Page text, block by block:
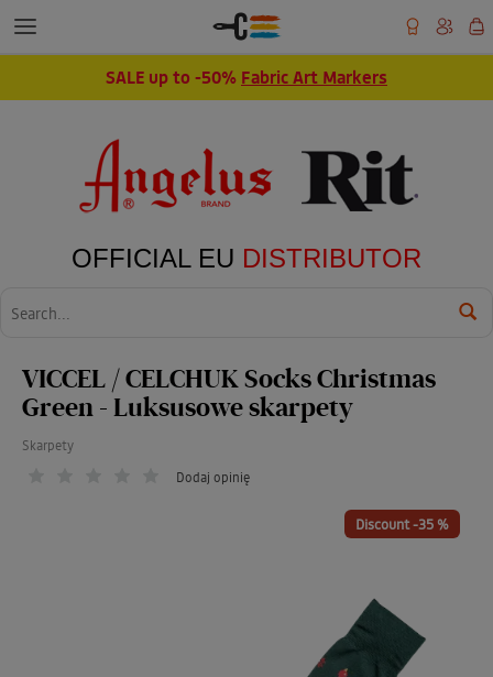
SALE up to -50% Fabric Art Markers
OFFICIAL EU DISTRIBUTOR
VICCEL / CELCHUK Socks Christmas
Green - Luksusowe skarpety
Skarpety
Dodaj opinię
Discount -35 %